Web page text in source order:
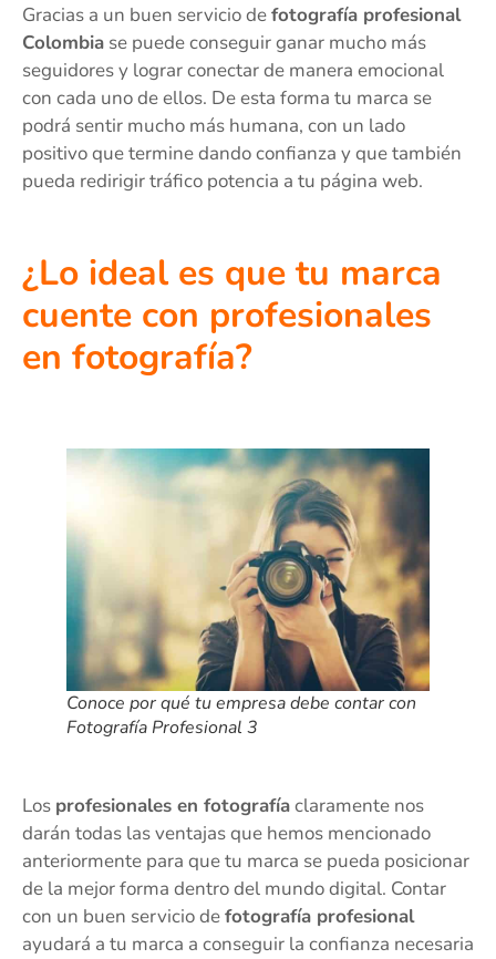
Gracias a un buen servicio defotografía profesional
Colombia se puede conseguir ganar mucho más
seguidores y lograr conectar de manera emocional
con cada uno de ellos. De esta forma tu marca se
podrá sentir mucho más humana, con un lado
positivo que termine dando confianza y que también
pueda redirigir tráfico potencia a tu página web.
¿Lo ideal es que tu marca
cuente con profesionales
en fotografía?
Conoce por qué tu empresa debe contar con
Fotografía Profesional 3
Los profesionales en fotografíaclaramente nos
darán todas las ventajas que hemos mencionado
anteriormente para que tu marca se pueda posicionar
de la mejor forma dentro del mundo digital. Contar
con un buen servicio defotografía profesional
ayudará a tu marca a conseguir la confianza necesaria